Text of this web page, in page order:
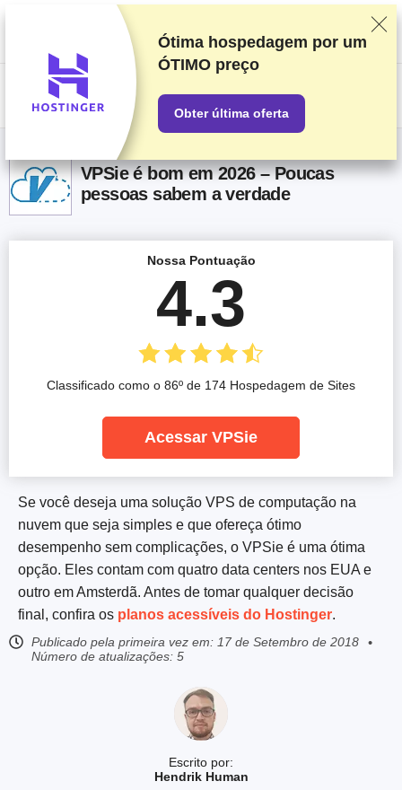
Classificamos os fornecedores com base em testes e pesquisas
rigorosos, mas também levamos em consideração seu feedback e
nossos acordos comerciais com provedores. Esta página contém links
de afiliados.
Divulgação de Publicidade
US$
VPSie é bom em 2026 – Poucas
pessoas sabem a verdade
Escrito por:
Hendrik Human
Se você deseja uma solução VPS de computação na
nuvem que seja simples e que ofereça ótimo
desempenho sem complicações, o VPSie é uma ótima
opção. Eles contam com quatro data centers nos EUA e
outro em Amsterdã. Antes de tomar qualquer decisão
final, confira os planos acessíveis do Hostinger.
Publicado pela primeira vez em: 17 de Setembro de 2018
Número de atualizações: 5
Nossa Pontuação
4.3
Classificado como o 86º de 174 Hospedagem de Sites
Acessar VPSie
Ótima hospedagem por um
ÓTIMO preço
Obter última oferta